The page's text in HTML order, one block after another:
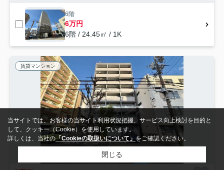
6階
6万円
6階 / 24.45㎡ / 1K
賃貸マンション
当サイトでは、お客様の当サイト利用状況把握、サービス向上検討を目的と
して、クッキー（Cookie）を使用しています。
詳しくは、当社の 「Cookieの取扱いについて」 をご確認ください。
閉じる